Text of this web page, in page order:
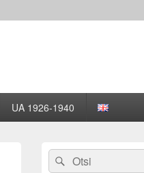
UA 1926-1940
Primary
Sidebar
Search
for:
Search